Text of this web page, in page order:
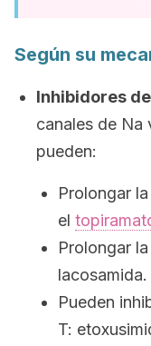
Según su
Inhibidores
canales de Na
pueden:
Prolongar
el
Prolongar
lacosamida.
Pueden
T: